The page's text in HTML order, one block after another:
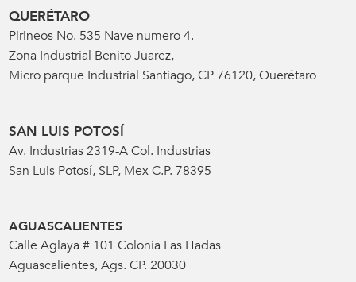
QUERÉTARO
Pirineos No. 535 Nave numero 4.
Zona Industrial Benito Juarez,
Micro parque Industrial Santiago, CP 76120, Querétaro
SAN LUIS POTOSÍ
Av. Industrias 2319-A Col. Industrias
San Luis Potosí, SLP, Mex C.P. 78395
AGUASCALIENTES
Calle Aglaya # 101 Colonia Las Hadas
Aguascalientes, Ags. CP. 20030